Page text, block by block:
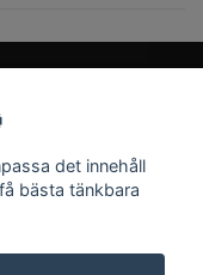
det innehåll
bästa tänkbara